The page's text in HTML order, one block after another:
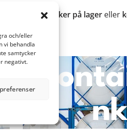
och/eller
vi behandla
samtycker
negativt.
Se alle tanker på lagereller